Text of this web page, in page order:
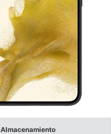
Almacenamiento